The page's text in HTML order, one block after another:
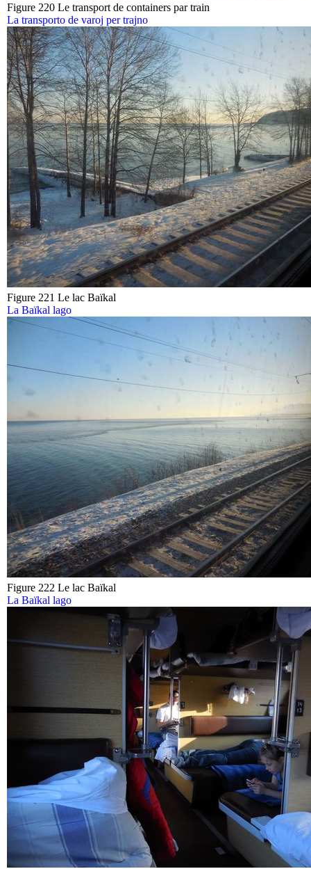
Figure 220 Le transport de containers par train
La transporto de varoj per trajno
Figure 221 Le lac Baïkal
La Baïkal lago
Figure 222 Le lac Baïkal
La Baïkal lago